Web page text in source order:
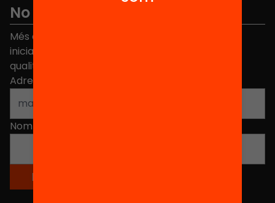
No et perdis res
Més de 40.000 persones ja han triat Equitat. Rep
iniciatives, propostes i projectes per millorar la
qualitat de l'educació a Catalunya.
Adreça electrònica
Nom